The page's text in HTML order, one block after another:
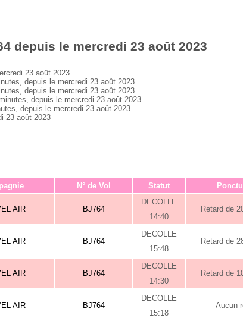
depuis le mercredi 23 août 2023
23 août 2023
depuis le mercredi 23 août 2023
depuis le mercredi 23 août 2023
depuis le mercredi 23 août 2023
depuis le mercredi 23 août 2023
23 août 2023
N° de Vol Statut
AIR BJ764
DECOLLE
14:40
Retard de
AIR BJ764
DECOLLE
15:48
Retard de
AIR BJ764
DECOLLE
14:30
Retard de
AIR BJ764
DECOLLE
15:18
Aucun